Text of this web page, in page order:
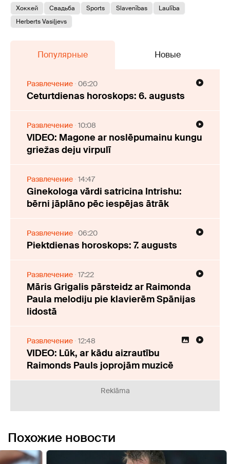
Хоккей Свадьба Sports Slavenības
Laulība
Herberts Vasiļjevs
Популярные Новые
Развлечение 06:20
Ceturtdienas horoskops: 6. augusts
Развлечение 10:08
VIDEO: Magone ar noslēpumainu kungu
griežas deju virpulī
Развлечение 14:47
Ginekologa vārdi satricina Intrishu:
bērni jāplāno pēc iespējas ātrāk
Развлечение 06:20
Piektdienas horoskops: 7. augusts
Развлечение 17:22
Māris Grigalis pārsteidz ar Raimonda
Paula melodiju pie klavierēm Spānijas
lidostā
Развлечение 12:48
VIDEO: Lūk, ar kādu aizrautību
Raimonds Pauls joprojām muzicē
Reklāma
Похожие новости